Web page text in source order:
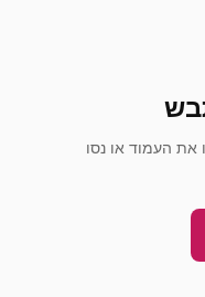
את העמוד או נסו